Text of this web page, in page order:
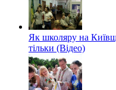
Як школяру на
тільки (Відео)